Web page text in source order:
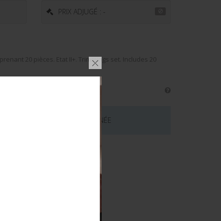
PRIX ADJUGÉ : -
20 pièces. Etat II+. Trimmings set. Includes 20
LOT EST MAINTENANT TERMINÉE